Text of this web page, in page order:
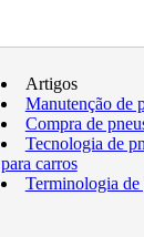
Artigos
Manutenção de
Compra de
Tecnologia de
para carros
Terminologia de